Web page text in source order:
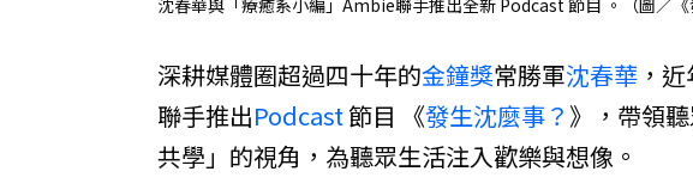
沈春華與「療癒系小編」Ambie聯手推出全新 Podcast 節目 。（圖／《
深耕媒體圈超過四十年的金鐘獎常勝軍沈春華 ，
聯手推出Podcast節目 《發生沈麼事？》，帶領
共學」的視角，為聽眾生活注入歡樂與想像。